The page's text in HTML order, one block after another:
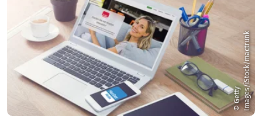
©
G
e
t
t
y
I
m
a
g
e
s
/
i
S
t
o
c
k
/
m
a
c
t
r
u
nk